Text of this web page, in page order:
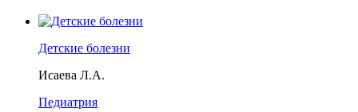
Детские болезни
Исаева Л.А.
Педиатрия